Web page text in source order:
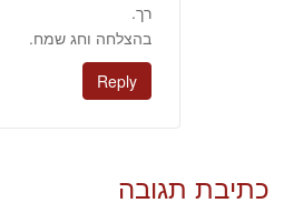
רך.
בהצלחה וחג שמח.
Reply
כתיבת תגובה